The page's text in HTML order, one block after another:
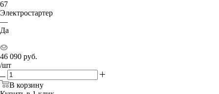
67
Электростартер
—
Да
46 090 руб.
/шт
В корзину